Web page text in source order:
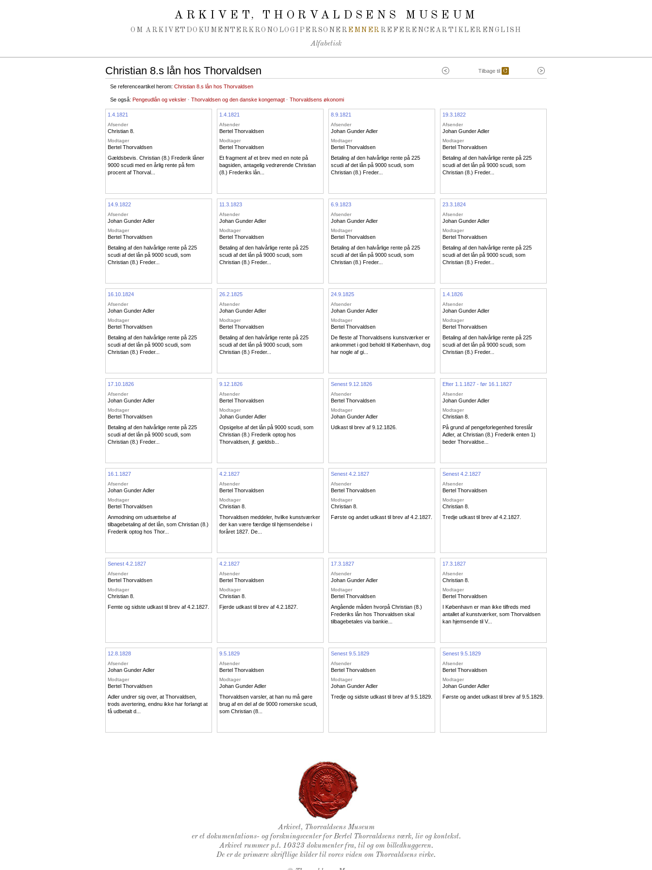
ARKIVET, THORVALDSENS MUSEUM
OM ARKIVET DOKUMENTER KRONOLOGI PERSONER EMNER REFERENCEARTIKLER ENGLISH
Alfabetisk
Tilbage til C
Christian 8.s lån hos Thorvaldsen
Se referenceartikel herom: Christian 8.s lån hos Thorvaldsen
Se også: Pengeudlån og veksler · Thorvaldsen og den danske kongemagt · Thorvaldsens økonomi
1.4.1821
Afsender
Christian 8.
Modtager
Bertel Thorvaldsen
Gældsbevis. Christian (8.) Frederik låner
9000 scudi med en årlig rente på fem
procent af Thorval...
1.4.1821
Afsender
Bertel Thorvaldsen
Modtager
Bertel Thorvaldsen
Et fragment af et brev med en note på
bagsiden, antagelig vedrørende Christian
(8.) Frederiks lån...
8.9.1821
Afsender
Johan Gunder Adler
Modtager
Bertel Thorvaldsen
Betaling af den halvårlige rente på 225
scudi af det lån på 9000 scudi, som
Christian (8.) Freder...
19.3.1822
Afsender
Johan Gunder Adler
Modtager
Bertel Thorvaldsen
Betaling af den halvårlige rente på 225
scudi af det lån på 9000 scudi, som
Christian (8.) Freder...
14.9.1822
Afsender
Johan Gunder Adler
Modtager
Bertel Thorvaldsen
Betaling af den halvårlige rente på 225
scudi af det lån på 9000 scudi, som
Christian (8.) Freder...
11.3.1823
Afsender
Johan Gunder Adler
Modtager
Bertel Thorvaldsen
Betaling af den halvårlige rente på 225
scudi af det lån på 9000 scudi, som
Christian (8.) Freder...
6.9.1823
Afsender
Johan Gunder Adler
Modtager
Bertel Thorvaldsen
Betaling af den halvårlige rente på 225
scudi af det lån på 9000 scudi, som
Christian (8.) Freder...
23.3.1824
Afsender
Johan Gunder Adler
Modtager
Bertel Thorvaldsen
Betaling af den halvårlige rente på 225
scudi af det lån på 9000 scudi, som
Christian (8.) Freder...
16.10.1824
Afsender
Johan Gunder Adler
Modtager
Bertel Thorvaldsen
Betaling af den halvårlige rente på 225
scudi af det lån på 9000 scudi, som
Christian (8.) Freder...
26.2.1825
Afsender
Johan Gunder Adler
Modtager
Bertel Thorvaldsen
Betaling af den halvårlige rente på 225
scudi af det lån på 9000 scudi, som
Christian (8.) Freder...
24.9.1825
Afsender
Johan Gunder Adler
Modtager
Bertel Thorvaldsen
De fleste af Thorvaldsens kunstværker er
ankommet i god behold til København, dog
har nogle af gi...
1.4.1826
Afsender
Johan Gunder Adler
Modtager
Bertel Thorvaldsen
Betaling af den halvårlige rente på 225
scudi af det lån på 9000 scudi, som
Christian (8.) Freder...
17.10.1826
Afsender
Johan Gunder Adler
Modtager
Bertel Thorvaldsen
Betaling af den halvårlige rente på 225
scudi af det lån på 9000 scudi, som
Christian (8.) Freder...
9.12.1826
Afsender
Bertel Thorvaldsen
Modtager
Johan Gunder Adler
Opsigelse af det lån på 9000 scudi, som
Christian (8.) Frederik optog hos
Thorvaldsen, jf. gældsb...
Senest 9.12.1826
Afsender
Bertel Thorvaldsen
Modtager
Johan Gunder Adler
Udkast til brev af 9.12.1826.
Efter 1.1.1827 - før 16.1.1827
Afsender
Johan Gunder Adler
Modtager
Christian 8.
På grund af pengeforlegenhed foreslår
Adler, at Christian (8.) Frederik enten 1)
beder Thorvaldse...
16.1.1827
Afsender
Johan Gunder Adler
Modtager
Bertel Thorvaldsen
Anmodning om udsættelse af
tilbagebetaling af det lån, som Christian (8.)
Frederik optog hos Thor...
4.2.1827
Afsender
Bertel Thorvaldsen
Modtager
Christian 8.
Thorvaldsen meddeler, hvilke kunstværker
der kan være færdige til hjemsendelse i
foråret 1827. De...
Senest 4.2.1827
Afsender
Bertel Thorvaldsen
Modtager
Christian 8.
Første og andet udkast til brev af 4.2.1827.
Senest 4.2.1827
Afsender
Bertel Thorvaldsen
Modtager
Christian 8.
Tredje udkast til brev af 4.2.1827.
Senest 4.2.1827
Afsender
Bertel Thorvaldsen
Modtager
Christian 8.
Femte og sidste udkast til brev af 4.2.1827.
4.2.1827
Afsender
Bertel Thorvaldsen
Modtager
Christian 8.
Fjerde udkast til brev af 4.2.1827.
17.3.1827
Afsender
Johan Gunder Adler
Modtager
Bertel Thorvaldsen
Angående måden hvorpå Christian (8.)
Frederiks lån hos Thorvaldsen skal
tilbagebetales via bankie...
17.3.1827
Afsender
Christian 8.
Modtager
Bertel Thorvaldsen
I København er man ikke tilfreds med
antallet af kunstværker, som Thorvaldsen
kan hjemsende til V...
12.8.1828
Afsender
Johan Gunder Adler
Modtager
Bertel Thorvaldsen
Adler undrer sig over, at Thorvaldsen,
trods avertering, endnu ikke har forlangt at
få udbetalt d...
9.5.1829
Afsender
Bertel Thorvaldsen
Modtager
Johan Gunder Adler
Thorvaldsen varsler, at han nu må gøre
brug af en del af de 9000 romerske scudi,
som Christian (8...
Senest 9.5.1829
Afsender
Bertel Thorvaldsen
Modtager
Johan Gunder Adler
Tredje og sidste udkast til brev af 9.5.1829.
Senest 9.5.1829
Afsender
Bertel Thorvaldsen
Modtager
Johan Gunder Adler
Første og andet udkast til brev af 9.5.1829.
Thorvaldsens Segl
Arkivet, Thorvaldsens Museum
er et dokumentations- og forskningscenter for Bertel Thorvaldsens værk, liv og kontekst.
Arkivet rummer p.t. 10323 dokumenter fra, til og om billedhuggeren.
De er de primære skriftlige kilder til vores viden om Thorvaldsens virke.